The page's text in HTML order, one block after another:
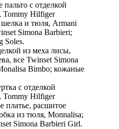
с отделкой
Tommy Hilfiger
шелка и тюля, Armani
Simona Barbieri;
Soles.
из меха лисы,
все Twinset Simona
Bimbo; кожаные
с отделкой
Tommy Hilfiger
платье, расшитое
из тюля, Monnalisa;
Simona Barbieri Girl.